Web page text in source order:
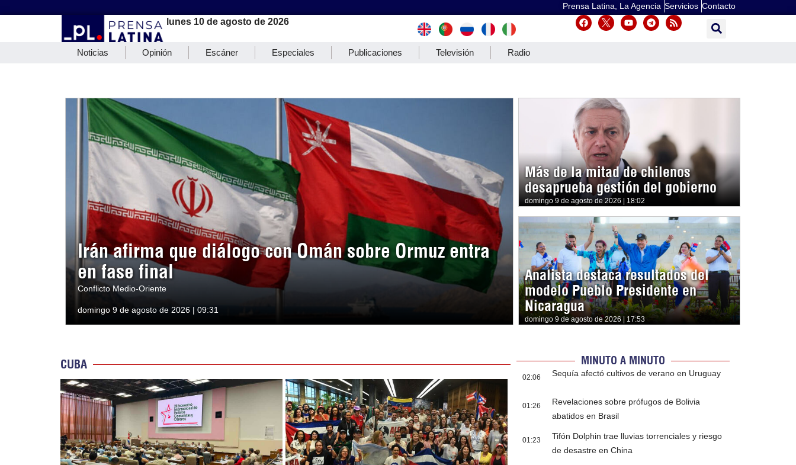
Prensa Latina, La Agencia Servicios Contacto
lunes 10 de agosto de 2026
Noticias Opinión Escáner Especiales Publicaciones Televisión Radio
Irán afirma que diálogo con Omán sobre Ormuz entra
en fase final
Conflicto Medio-Oriente
domingo 9 de agosto de 2026 | 09:31
Más de la mitad de chilenos
desaprueba gestión del gobierno
domingo 9 de agosto de 2026 | 18:02
Analista destaca resultados del
modelo Pueblo Presidente en
Nicaragua
domingo 9 de agosto de 2026 | 17:53
CUBA MINUTO A MINUTO
02:06 Sequía afectó cultivos de verano en Uruguay
01:26
Revelaciones sobre prófugos de Bolivia
abatidos en Brasil
01:23
Tifón Dolphin trae lluvias torrenciales y riesgo
de desastre en China